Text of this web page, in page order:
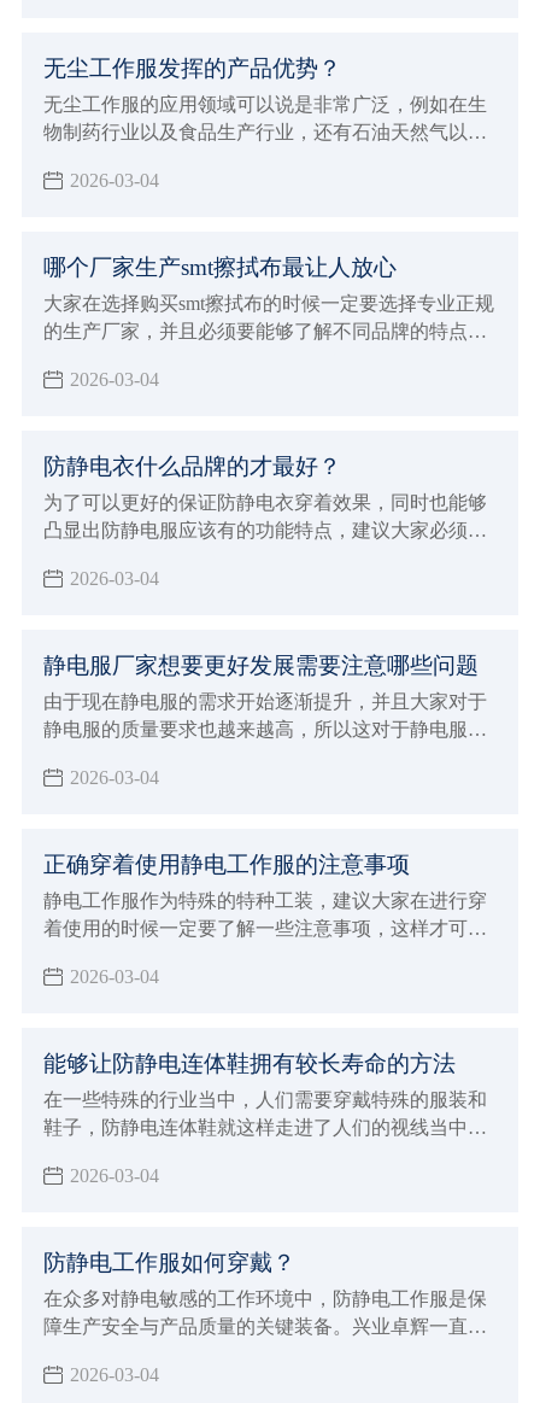
无尘工作服发挥的产品优势？
无尘工作服的应用领域可以说是非常广泛，例如在生
物制药行业以及食品生产行业，还有石油天然气以及
工要求，在进行穿着的时候非常贴身舒适，而且能够
的优点，在进行应用的过程当中也能够展现出非常多
的产品优势，可以满足各种不同环境的严苛要求。
2026-03-04
哪个厂家生产smt擦拭布最让人放心
大家在选择购买smt擦拭布的时候一定要选择专业正规
的生产厂家，并且必须要能够了解不同品牌的特点，
影响到自己对于smt擦拭布的使用效果，建议大家必须
心，选择专业正规值得信赖的厂家来进行生产，在合
作的时候自然就会给大家带来更好的体验，也能够发
挥出更好的生产加工优势。
2026-03-04
防静电衣什么品牌的才最好？
为了可以更好的保证防静电衣穿着效果，同时也能够
凸显出防静电服应该有的功能特点，建议大家必须要
注意事项，在整个选购的过程当中就变得至关重要，
2026-03-04
静电服厂家想要更好发展需要注意哪些问题
由于现在静电服的需求开始逐渐提升，并且大家对于
静电服的质量要求也越来越高，所以这对于静电服厂
存的状态，如果想要能够让自己的厂家得到更好的发
2026-03-04
正确穿着使用静电工作服的注意事项
静电工作服作为特殊的特种工装，建议大家在进行穿
着使用的时候一定要了解一些注意事项，这样才可以
2026-03-04
能够让防静电连体鞋拥有较长寿命的方法
在一些特殊的行业当中，人们需要穿戴特殊的服装和
鞋子，防静电连体鞋就这样走进了人们的视线当中，
以自然希望它能够有较长的使用寿命，那么如何才能
2026-03-04
防静电工作服如何穿戴？
在众多对静电敏感的工作环境中，防静电工作服是保
障生产安全与产品质量的关键装备。兴业卓辉一直致
家详细介绍防静电工作服的正确穿戴方法及其重要意
2026-03-04